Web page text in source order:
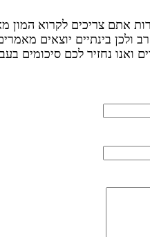
אתם צריכים לקרוא
ולכן בינתיים יוצאים
נחזיר לכם סיכומים